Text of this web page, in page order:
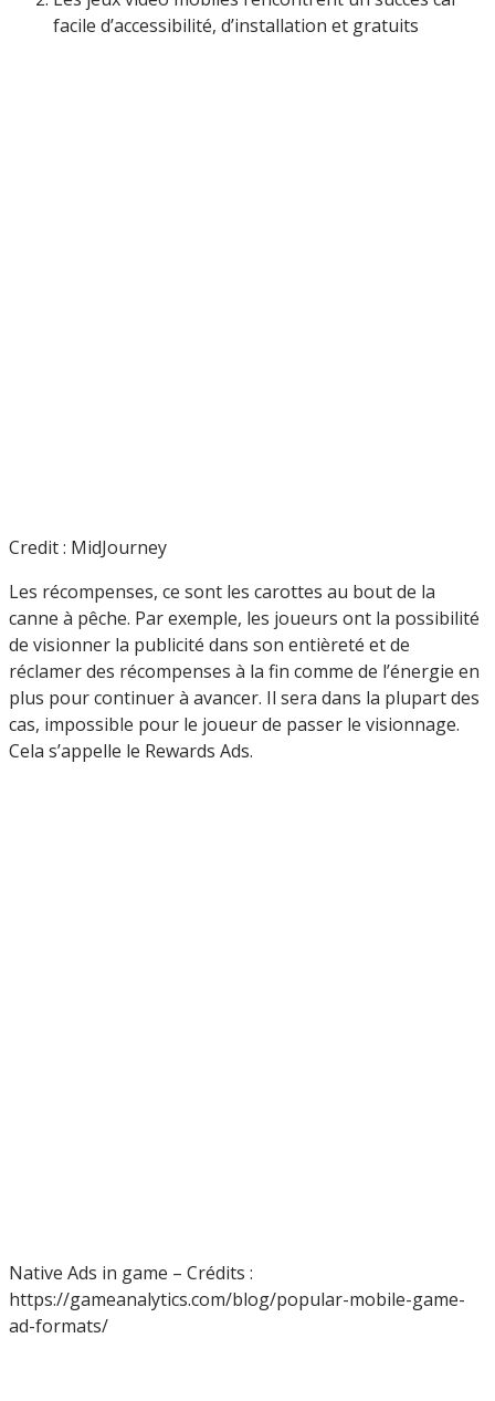
facile d’accessibilité, d’installation et gratuits
Credit : MidJourney
Les récompenses, ce sont les carottes au bout de la
canne à pêche. Par exemple, les joueurs ont la possibilité
de visionner la publicité dans son entièreté et de
réclamer des récompenses à la fin comme de l’énergie en
plus pour continuer à avancer. Il sera dans la plupart des
cas, impossible pour le joueur de passer le visionnage.
Cela s’appelle le Rewards Ads.
Native Ads in game – Crédits :
https://gameanalytics.com/blog/popular-mobile-game-
ad-formats/